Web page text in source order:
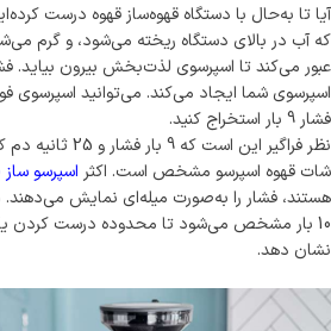
آیا تا به‌حال با دستگاه قهوه‌ساز قهوه درست
که آب در بالای دستگاه ریخته می‌شود، و گرم
عبور می‌کند تا اسپرسوی لذت‌بخش بیرون بیاید.
اسپرسوی شما ایجاد می‌کند. می‌توانید اسپرسوی
فشار 9 بار استخراج کنید.
نظر فراگیر این
شات قهوه اسپرسو مشخص است. اکثر اسپرسو
10 بار مشخص می‌شود تا محدوده درست کردن
نشان دهد.